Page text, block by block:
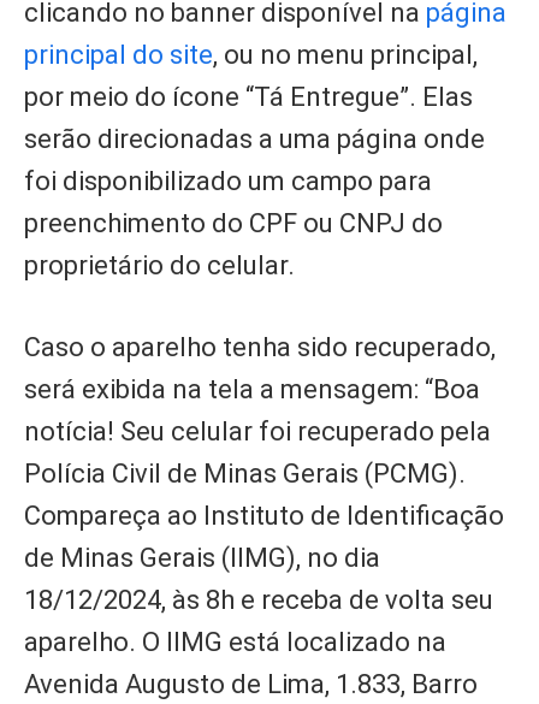
clicando no banner disponível na página
principal do site, ou no menu principal,
por meio do ícone “Tá Entregue”. Elas
serão direcionadas a uma página onde
foi disponibilizado um campo para
preenchimento do CPF ou CNPJ do
proprietário do celular.
Caso o aparelho tenha sido recuperado,
será exibida na tela a mensagem: “Boa
notícia! Seu celular foi recuperado pela
Polícia Civil de Minas Gerais (PCMG).
Compareça ao Instituto de Identificação
de Minas Gerais (IIMG), no dia
18/12/2024, às 8h e receba de volta seu
aparelho. O IIMG está localizado na
Avenida Augusto de Lima, 1.833, Barro